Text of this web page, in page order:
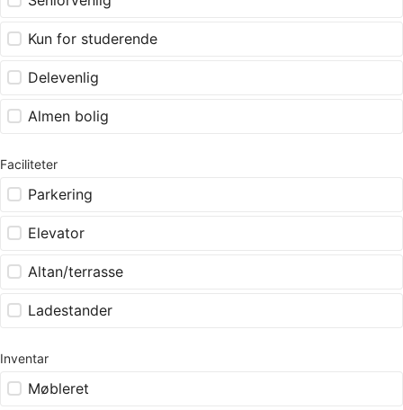
Kun for studerende
Delevenlig
Almen bolig
Faciliteter
Parkering
Elevator
Altan/terrasse
Ladestander
Inventar
Møbleret